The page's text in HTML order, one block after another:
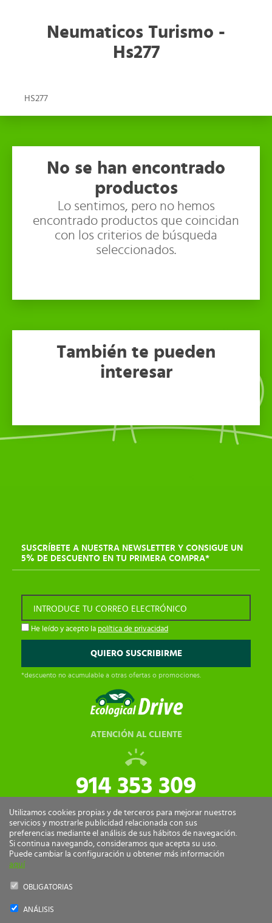
Neumaticos Turismo -
Hs277
HS277
No se han encontrado
productos
Lo sentimos, pero no hemos
encontrado productos que coincidan
con los criterios de búsqueda
seleccionados.
También te pueden
interesar
SUSCRÍBETE A NUESTRA NEWSLETTER Y CONSIGUE UN
5% DE DESCUENTO EN TU PRIMERA COMPRA*
INTRODUCE TU CORREO ELECTRÓNICO
He leído y acepto la política de privacidad
*descuento no acumulable a otras ofertas o promociones.
ATENCIÓN AL CLIENTE
914 353 309
tiendaonline@ecologicaldrive.com
Utilizamos cookies propias y de terceros para mejorar nuestros
servicios y mostrarle publicidad relacionada con sus
preferencias mediante el análisis de sus hábitos de navegación.
Si continua navegando, consideramos que acepta su uso.
Puede cambiar la configuración u obtener más información
aquí
OBLIGATORIAS
ANÁLISIS